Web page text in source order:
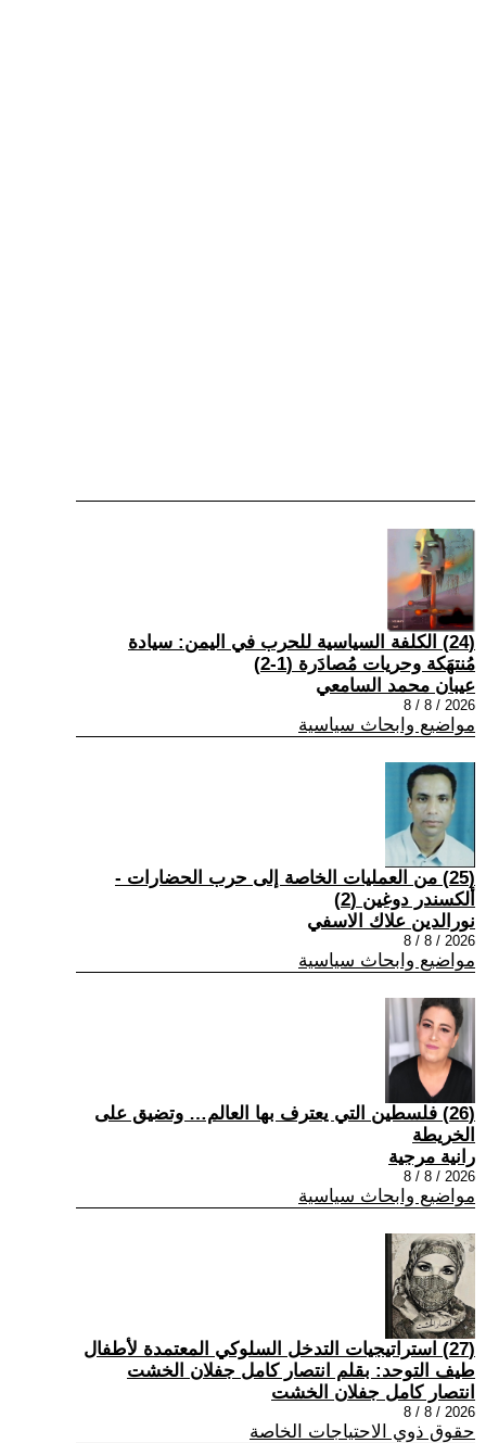
(24) الكلفة السياسية للحرب في اليمن: سيادة
مُنتهَكة وحريات مُصادَرة (1-2)
عيبان محمد السامعي
2026 / 8 / 8
مواضيع وابحاث سياسية
(25) من العمليات الخاصة إلى حرب الحضارات -
ألكسندر دوغين (2)
نورالدين علاك الاسفي
2026 / 8 / 8
مواضيع وابحاث سياسية
(26) فلسطين التي يعترف بها العالم… وتضيق على
الخريطة
رانية مرجية
2026 / 8 / 8
مواضيع وابحاث سياسية
(27) استراتيجيات التدخل السلوكي المعتمدة لأطفال
طيف التوحد: بقلم انتصار كامل جفلان الخشت
انتصار كامل جفلان الخشت
2026 / 8 / 8
حقوق ذوي الاحتياجات الخاصة